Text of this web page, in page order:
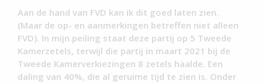
Aan de hand van FVD kan ik dit goed laten zien.
(Maar de op- en aanmerkingen betreffen niet alleen
FVD). In mijn peiling staat deze partij op 5 Tweede
Kamerzetels, terwijl die partij in maart 2021 bij de
Tweede Kamerverkiezingen 8 zetels haalde. Een
daling van 40%, die al geruime tijd te zien is. Onder